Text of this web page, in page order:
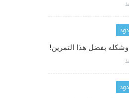
بفضل هذا التمرين!